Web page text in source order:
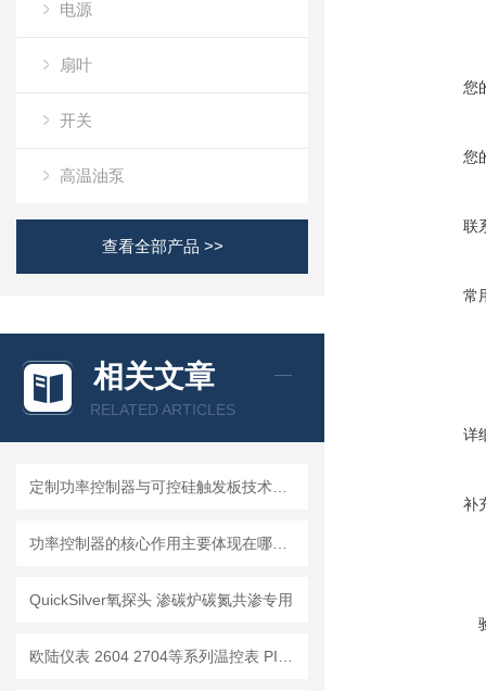
电源
扇叶
开关
高温油泵
查看全部产品 >>
相关文章
RELATED ARTICLES
QuickSilver氧探头 渗碳炉碳氮共渗专用
您
您
联
常
详
补